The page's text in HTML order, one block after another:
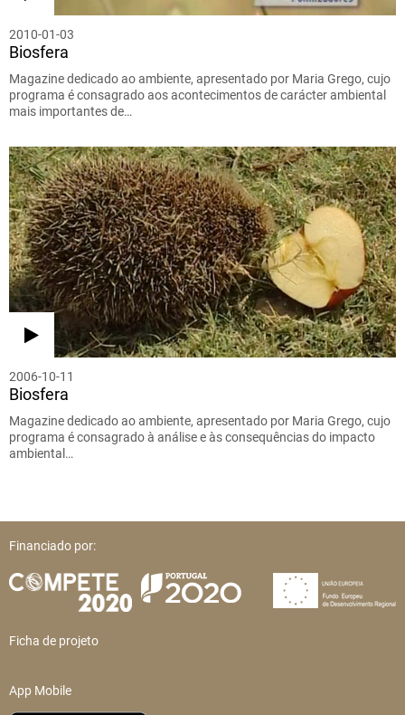
2010-01-03
Biosfera
Magazine dedicado ao ambiente, apresentado por Maria Grego, cujo
programa é consagrado aos acontecimentos de carácter ambiental
mais importantes de…
2006-10-11
Biosfera
Magazine dedicado ao ambiente, apresentado por Maria Grego, cujo
programa é consagrado à análise e às consequências do impacto
ambiental…
Financiado por:
Ficha de projeto
App Mobile